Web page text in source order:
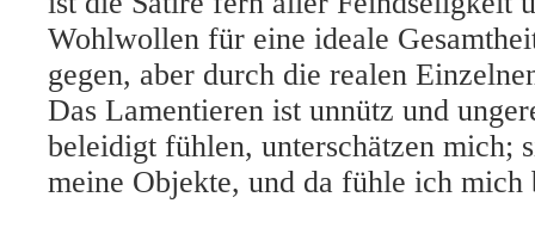
Wohlwollen für eine ideale
gegen, aber durch die realen
Das Lamentieren ist unnütz und
beleidigt fühlen, unterschätzen mich;
meine Objekte, und da fühle ich mich